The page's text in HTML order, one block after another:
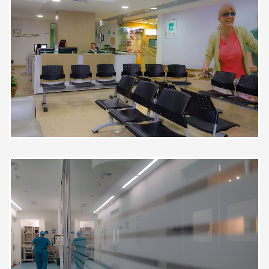
atención. Buena puntualidad.
Paciente
y todos sus ayudantes
Paciente